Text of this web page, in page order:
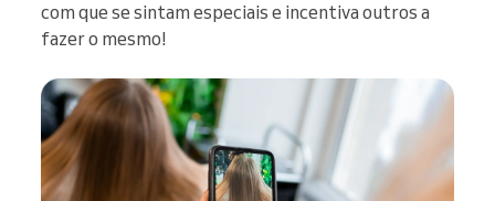
com que se sintam especiais e incentiva outros a
fazer o mesmo!